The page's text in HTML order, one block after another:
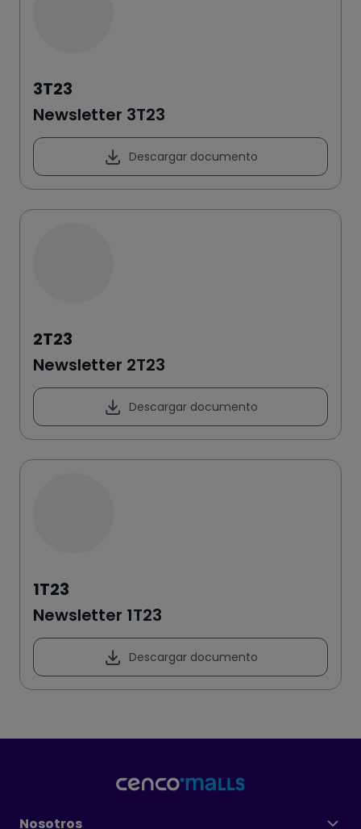
3T23
Newsletter 3T23
Descargar documento
2T23
Newsletter 2T23
Descargar documento
1T23
Newsletter 1T23
Descargar documento
Nosotros